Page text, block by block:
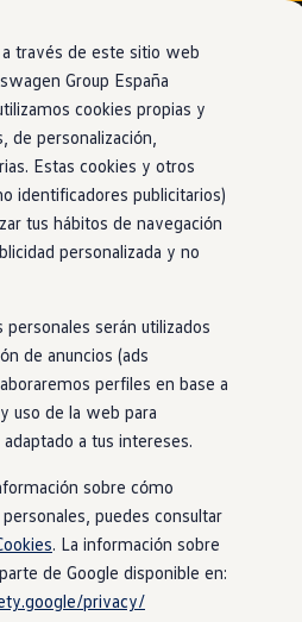
en stock
carga y ahorro
carga
través de este sitio web
Group España
cookies propias y
de personalización,
Estas cookies y otros
identificadores publicitarios)
tus hábitos de navegación
personalizada y no
serán utilizados
de anuncios (ads
perfiles en base a
uso de la web para
a tus intereses.
sobre cómo
puedes consultar
. La información sobre
de Google disponible en:
privacy/